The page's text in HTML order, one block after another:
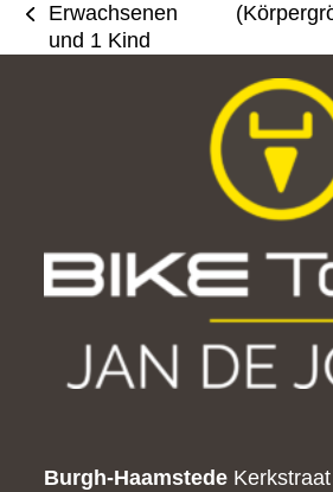
vorheriger
Beitrag:
Erwachsenen
und 1 Kind
Nächster
Beitrag:
Burgh-Haamstede